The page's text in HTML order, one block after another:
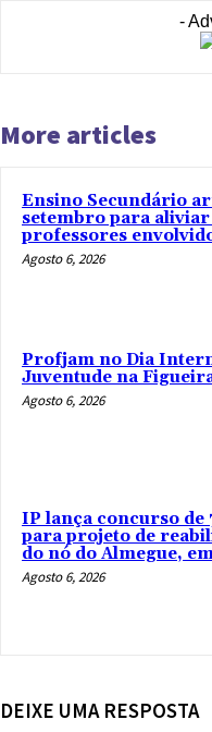
-
More articles
Ensino Secundário
setembro para
professores
Agosto 6, 2026
Profjam no Dia
Juventude na
Agosto 6, 2026
IP lança concurso de
para projeto de
do nó do Almegue,
Agosto 6, 2026
DEIXE UMA RESPOSTA